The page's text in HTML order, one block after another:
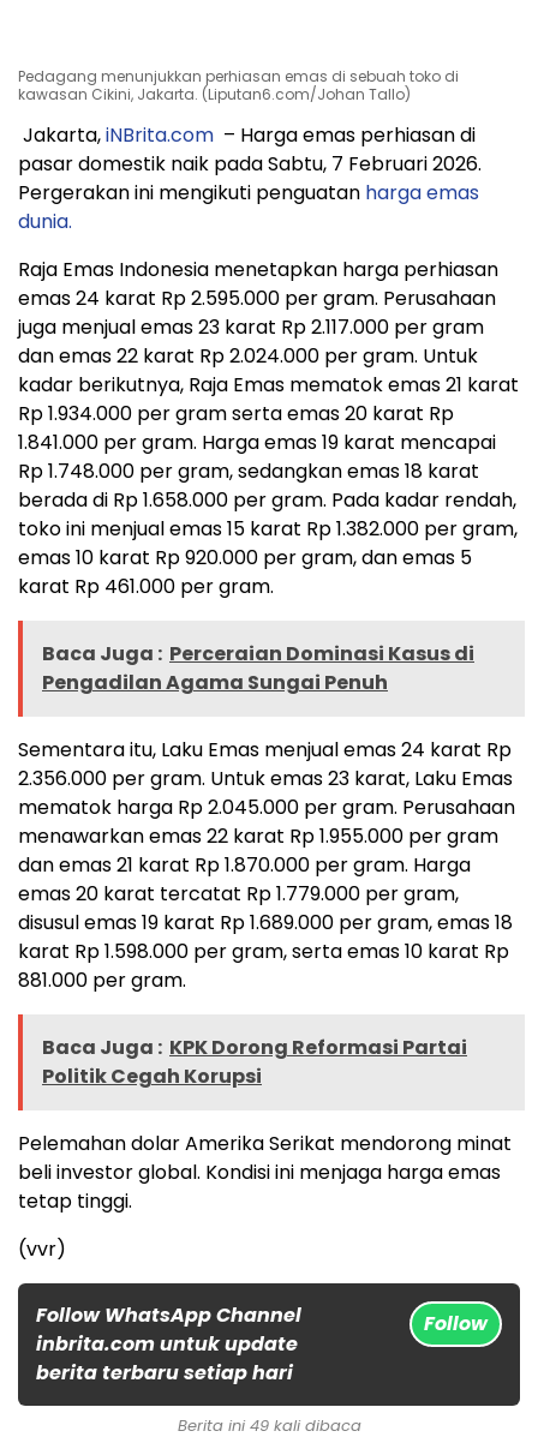
Pedagang menunjukkan perhiasan emas di sebuah toko di
kawasan Cikini, Jakarta. (Liputan6.com/Johan Tallo)
Jakarta,iNBrita.com – Harga emas perhiasan di
pasar domestik naik pada Sabtu, 7 Februari 2026.
Pergerakan ini mengikuti penguatan harga emas
dunia.
Raja Emas Indonesia menetapkan harga perhiasan
emas 24 karat Rp 2.595.000 per gram. Perusahaan
juga menjual emas 23 karat Rp 2.117.000 per gram
dan emas 22 karat Rp 2.024.000 per gram. Untuk
kadar berikutnya, Raja Emas mematok emas 21 karat
Rp 1.934.000 per gram serta emas 20 karat Rp
1.841.000 per gram. Harga emas 19 karat mencapai
Rp 1.748.000 per gram, sedangkan emas 18 karat
berada di Rp 1.658.000 per gram. Pada kadar rendah,
toko ini menjual emas 15 karat Rp 1.382.000 per gram,
emas 10 karat Rp 920.000 per gram, dan emas 5
karat Rp 461.000 per gram.
Baca Juga : Perceraian Dominasi Kasus di
Pengadilan Agama Sungai Penuh
Sementara itu, Laku Emas menjual emas 24 karat Rp
2.356.000 per gram. Untuk emas 23 karat, Laku Emas
mematok harga Rp 2.045.000 per gram. Perusahaan
menawarkan emas 22 karat Rp 1.955.000 per gram
dan emas 21 karat Rp 1.870.000 per gram. Harga
emas 20 karat tercatat Rp 1.779.000 per gram,
disusul emas 19 karat Rp 1.689.000 per gram, emas 18
karat Rp 1.598.000 per gram, serta emas 10 karat Rp
881.000 per gram.
Baca Juga : KPK Dorong Reformasi Partai
Politik Cegah Korupsi
Pelemahan dolar Amerika Serikat mendorong minat
beli investor global. Kondisi ini menjaga harga emas
tetap tinggi.
(vvr)
Follow WhatsApp Channel
inbrita.com untuk update
berita terbaru setiap hari
Follow
Berita ini 49 kali dibaca